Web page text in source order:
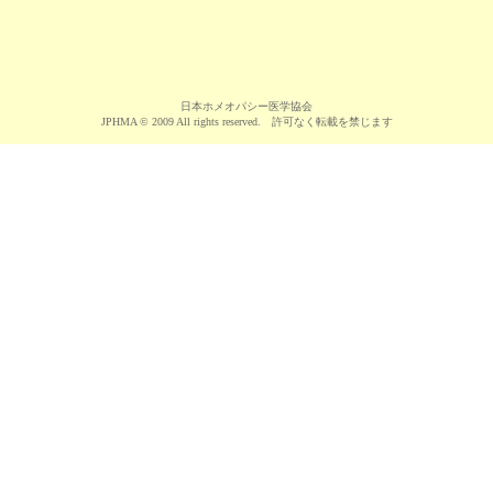
日本ホメオパシー医学協会
JPHMA © 2009 All rights reserved. 許可なく転載を禁じます